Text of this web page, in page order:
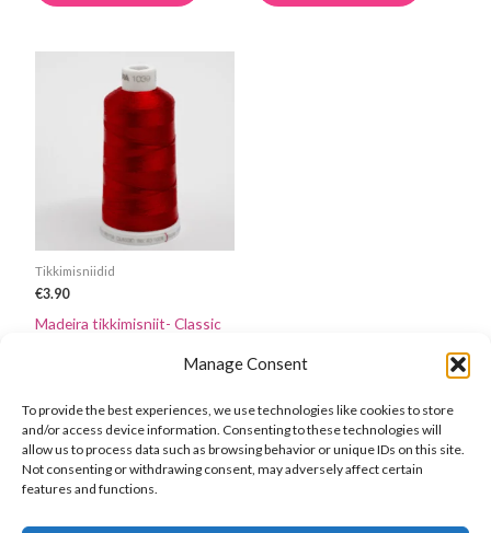
Manage Consent
To provide the best experiences, we use technologies like cookies to store
and/or access device information. Consenting to these technologies will
allow us to process data such as browsing behavior or unique IDs on this site.
Not consenting or withdrawing consent, may adversely affect certain
features and functions.
Tikkimisniidid
€3.90
Madeira tikkimisniit- Classic
Lisa korvi